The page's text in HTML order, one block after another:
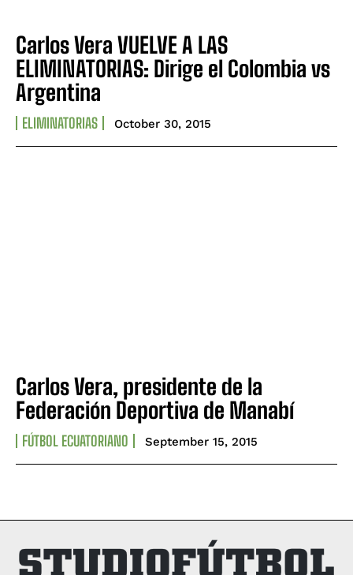
Carlos Vera VUELVE A LAS
ELIMINATORIAS: Dirige el Colombia vs
Argentina
ELIMINATORIAS October 30, 2015
Carlos Vera, presidente de la
Federación Deportiva de Manabí
FÚTBOL ECUATORIANO September 15, 2015